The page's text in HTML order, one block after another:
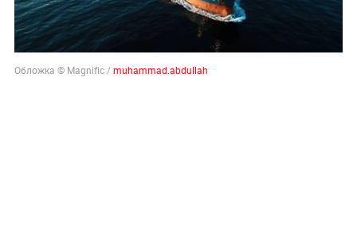
Обложка © Magnific /muhammad.abdullah